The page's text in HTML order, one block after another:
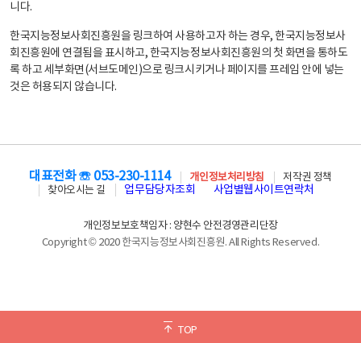
니다.
한국지능정보사회진흥원을 링크하여 사용하고자 하는 경우, 한국지능정보사
회진흥원에 연결됨을 표시하고, 한국지능정보사회진흥원의 첫 화면을 통하도
록 하고 세부화면(서브도메인)으로 링크시키거나 페이지를 프레임 안에 넣는
것은 허용되지 않습니다.
TOP
대표전화 ☏ 053-230-1114 개인정보처리방침
저작권 정책
찾아오시는 길
업무담당자조회 사업별웹사이트연락처
개인정보보호책임자 : 양현수 안전경영관리단장
Copyright © 2020 한국지능정보사회진흥원. All Rights Reserved.